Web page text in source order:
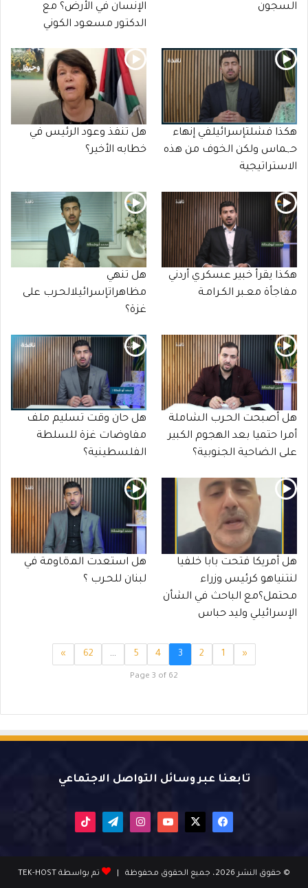
السجون
الإنسان في الأرض؟ مع
الدكتور مسعود الكوني
هكذا فشلتإسرائيلفي إنهاء
حـ,ـماس ولكن الخوف من هذه
الاستراتيجية
هل تنفذ وعود الرئيس في
خطابه الأخير؟
هكذا يقرأ خبير عسكري أردني
مفاجأة معـبر الكـرامـة
هل تنهي
مظاهراتإسرائيلالحـرب على
غزة؟
هل أصبحت الحـرب الشاملة
أمرا حتميا بعد الهجوم الكبير
على الضاحية الجنوبية؟
هل حان وقت تسليم ملف
مفاوضات غزة للسلطة
الفلسطينية؟
هل أمريكا فتحت بابا خلفيا
لنتنياهو كرئيس وزراء
محتمل؟مع الباحث في الشأن
الإسرائيلي وليد حباس
هل استعدت المـöـاومة في
لبنان للحـرب ؟
«
1
2
3
4
5
…
62
»
Page 3 of 62
تابعنا عبر وسائل التواصل الاجتماعي
فيسبوك يوتيوب انستقرام تيلقرام
© حقوق النشر 2026، جميع الحقوق محفوظة | تم بواسطة TEK-HOST